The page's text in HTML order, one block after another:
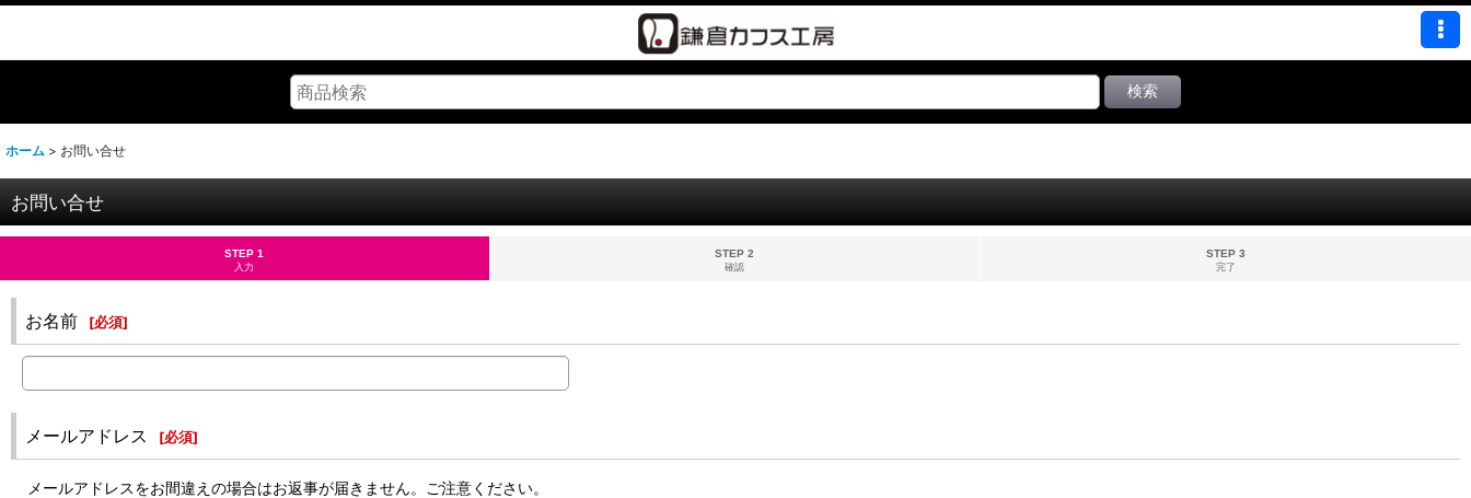
検索
ホーム > お問い合せ
お問い合せ
STEP 1
入力
STEP 2
確認
STEP 3
完了
お名前 [必須]
メールアドレス [必須]
メールアドレスをお間違えの場合はお返事が届きません。ご注意ください。